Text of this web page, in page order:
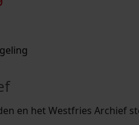
een aantal zoektips.
een aantal zoektips.
en het Westfries Archief
uw zoekopdracht te